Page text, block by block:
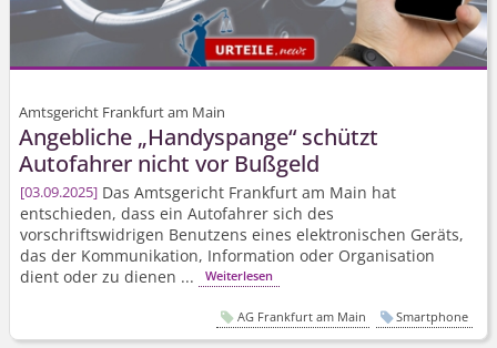
Amtsgericht Frankfurt am Main
Angebliche „Handyspange“ schützt
Autofahrer nicht vor Bußgeld
03.09.2025 Das Amtsgericht Frankfurt am Main hat
entschieden, dass ein Autofahrer sich des
vorschriftswidrigen Benutzens eines elektronischen Geräts,
das der Kommunikation, Information oder Organisation
dient oder zu dienen ...
Weiterlesen
AG Frankfurt am Main Smartphone